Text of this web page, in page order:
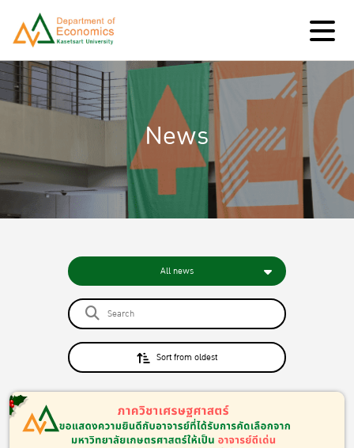
News
All news
Sort from oldest